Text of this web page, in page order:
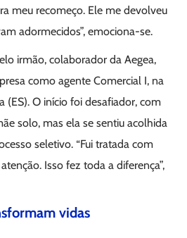
meu recomeço. Ele me devolveu
adormecidos”, emociona-se.
irmão, colaborador da Aegea,
como agente Comercial I, na
(ES). O início foi desafiador, com
solo, mas ela se sentiu acolhida
seletivo. “Fui tratada com
Isso fez toda a diferença”,
vidas